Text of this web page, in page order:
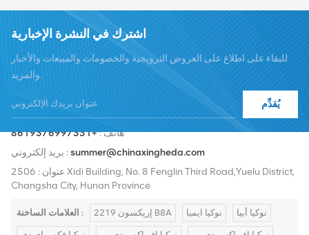
اشترك في النشرة الإخبارية
للبقاء على اطلاع على العروض الترويجية والخصومات والمبيعات والأخبار
والمزيد.
يُقدِّم
هاتف :+8619376997331
بريد إلكتروني :summer@chinaxingheda.com
عنوان : 2506 Xidi Building, No. 8 Fenglin Third Road,Yuelu District,
Changsha City, Hunan Province
العلامات الساخنة : إريكسون 2219 B8A نوكيا ايميا نوكيا أبيا